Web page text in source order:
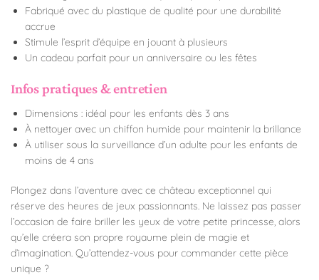
Fabriqué avec du plastique de qualité pour une durabilité
accrue
Stimule l’esprit d’équipe en jouant à plusieurs
Un cadeau parfait pour un anniversaire ou les fêtes
Infos pratiques & entretien
Dimensions : idéal pour les enfants dès 3 ans
À nettoyer avec un chiffon humide pour maintenir la brillance
À utiliser sous la surveillance d’un adulte pour les enfants de
moins de 4 ans
Plongez dans l’aventure avec ce château exceptionnel qui
réserve des heures de jeux passionnants. Ne laissez pas passer
l’occasion de faire briller les yeux de votre petite princesse, alors
qu’elle créera son propre royaume plein de magie et
d’imagination. Qu’attendez-vous pour commander cette pièce
unique ?